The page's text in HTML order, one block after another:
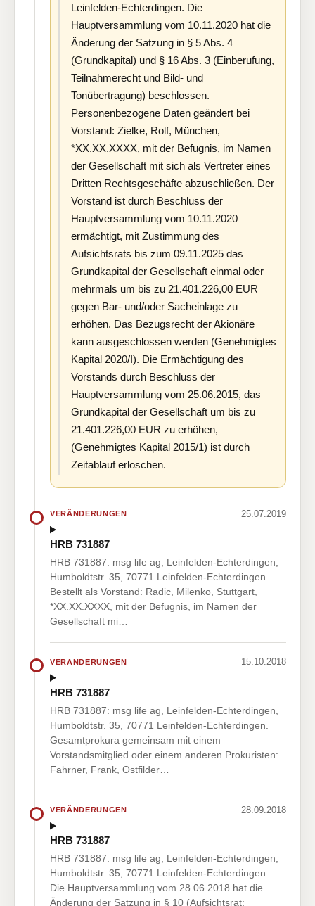
Leinfelden-Echterdingen. Die
Hauptversammlung vom 10.11.2020 hat die
Änderung der Satzung in § 5 Abs. 4
(Grundkapital) und § 16 Abs. 3 (Einberufung,
Teilnahmerecht und Bild- und
Tonübertragung) beschlossen.
Personenbezogene Daten geändert bei
Vorstand: Zielke, Rolf, München,
*XX.XX.XXXX, mit der Befugnis, im Namen
der Gesellschaft mit sich als Vertreter eines
Dritten Rechtsgeschäfte abzuschließen. Der
Vorstand ist durch Beschluss der
Hauptversammlung vom 10.11.2020
ermächtigt, mit Zustimmung des
Aufsichtsrats bis zum 09.11.2025 das
Grundkapital der Gesellschaft einmal oder
mehrmals um bis zu 21.401.226,00 EUR
gegen Bar- und/oder Sacheinlage zu
erhöhen. Das Bezugsrecht der Akionäre
kann ausgeschlossen werden (Genehmigtes
Kapital 2020/I). Die Ermächtigung des
Vorstands durch Beschluss der
Hauptversammlung vom 25.06.2015, das
Grundkapital der Gesellschaft um bis zu
21.401.226,00 EUR zu erhöhen,
(Genehmigtes Kapital 2015/1) ist durch
Zeitablauf erloschen.
VERÄNDERUNGEN 25.07.2019
HRB 731887
HRB 731887: msg life ag, Leinfelden-Echterdingen,
Humboldtstr. 35, 70771 Leinfelden-Echterdingen.
Bestellt als Vorstand: Radic, Milenko, Stuttgart,
*XX.XX.XXXX, mit der Befugnis, im Namen der
Gesellschaft mi…
VERÄNDERUNGEN 15.10.2018
HRB 731887
HRB 731887: msg life ag, Leinfelden-Echterdingen,
Humboldtstr. 35, 70771 Leinfelden-Echterdingen.
Gesamtprokura gemeinsam mit einem
Vorstandsmitglied oder einem anderen Prokuristen:
Fahrner, Frank, Ostfilder…
VERÄNDERUNGEN 28.09.2018
HRB 731887
HRB 731887: msg life ag, Leinfelden-Echterdingen,
Humboldtstr. 35, 70771 Leinfelden-Echterdingen.
Die Hauptversammlung vom 28.06.2018 hat die
Änderung der Satzung in § 10 (Aufsichtsrat;